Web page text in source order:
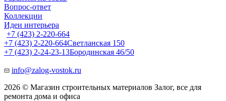
Вопрос-ответ
Коллекции
Идеи интерьера
+7 (423) 2-220-664
+7 (423) 2-220-664Светланская 150
+7 (423) 2-24-23-13Бородинская 46/50
info@zalog-vostok.ru
2026 © Магазин строительных материалов Залог, все для
ремонта дома и офиса